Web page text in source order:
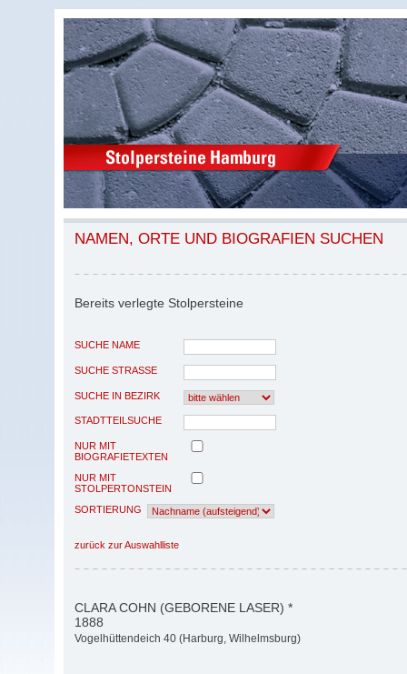
NAMEN, ORTE UND BIOGRAFIEN SUCHEN
Bereits verlegte Stolpersteine
SUCHE NAME
SUCHE STRASSE
SUCHE IN BEZIRK
STADTTEILSUCHE
NUR MIT
BIOGRAFIETEXTEN
NUR MIT
STOLPERTONSTEIN
SORTIERUNG
zurück zur Auswahlliste
CLARA COHN (GEBORENE LASER) *
1888
Vogelhüttendeich 40 (Harburg, Wilhelmsburg)